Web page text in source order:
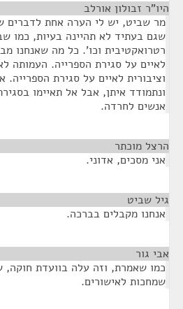
היו"ר זבולון אורלב
מר שביט, יש לי הערה אחת לדברים
שגם בעתיד לא תהיינה בעיות, כמו
רטרואקטיבית וכו'. כל מה שאנחנו
לאיים על סגירת הספרייה. העמותה
וציבורית לאיים על סגירת
ונתמודד איתן, אבל אל תאיימו
אנשים לחרדה.
הרצל מוכתר
אני מסכים, אדוני.
גיל שביט
אנחנו מקבלים בברכה.
אבי גור
כמו שאמרת, וזה עלה בוועדת חוקה,
שמחכות לאישורים.